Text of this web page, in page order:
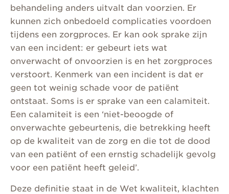
behandeling anders uitvalt dan voorzien. Er
kunnen zich onbedoeld complicaties voordoen
tijdens een zorgproces. Er kan ook sprake zijn
van een incident: er gebeurt iets wat
onverwacht of onvoorzien is en het zorgproces
verstoort. Kenmerk van een incident is dat er
geen tot weinig schade voor de patiënt
ontstaat. Soms is er sprake van een calamiteit.
Een calamiteit is een ‘niet-beoogde of
onverwachte gebeurtenis, die betrekking heeft
op de kwaliteit van de zorg en die tot de dood
van een patiënt of een ernstig schadelijk gevolg
voor een patiënt heeft geleid’.
Deze definitie staat in de Wet kwaliteit, klachten